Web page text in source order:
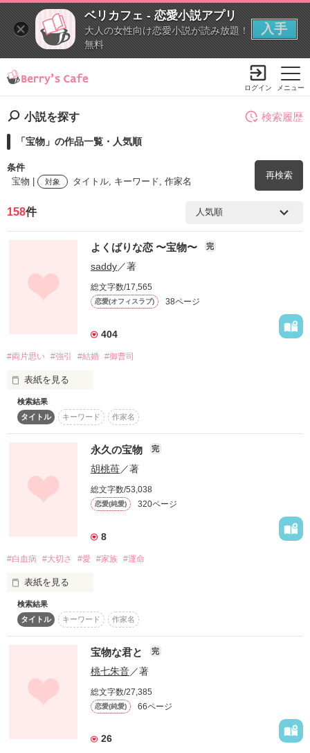
ベリカフェ - 恋愛小説アプリ
大人の女性向け恋愛小説が読み放題！
無料
入手
メニュー
ログイン
小説を探す
「宝物」の作品一覧・人気順
条件
宝物 |
対象 タイトル, キーワード, 作家名
再検索
検索ワード
ステータス 全て 完結
超短編！フェチから始まる溺愛コンテスト
スターツ出版小説投稿サイト合同企画「1話からの長編大
賞」ベリーズカフェ会場
その他の条件 動画あり
検索履歴
158件
よくばりな恋 〜宝物〜 完
saddy／著
総文字数/17,565
恋愛(オフィスラブ) 38ページ
404
#両片思い #強引 #結婚 #御曹司
表紙を見る
同期の斯波 空斗くんは院卒で5つ年上。
出会ったときから落ち着いた大人の雰囲気で
気取らなくて 話しやすくて
存在に気付かれないことの多いわたしに
水沢 紅(みずさわ こう)
彼の恋人として自信が持てない26歳。
◇◆◇◆◇◆◇◆◇◆◇◆
ちろぃろろさま、めん子aさま、
検索結果
タイトル
キーワード 作家名
永久の宝物 完
胡桃苺／著
総文字数/53,038
恋愛(純愛) 320ページ
8
#白血病 #大切さ #愛 #家族 #運命
表紙を見る
「愛してる」
そんな言葉、いつだって言える
そう、思ってた。
あなた達と過ごすこの毎日が当たり前だと…思ってた。
検索結果
タイトル
キーワード 作家名
宝物な君と 完
桃七朱音／著
総文字数/27,385
恋愛(純愛) 66ページ
26